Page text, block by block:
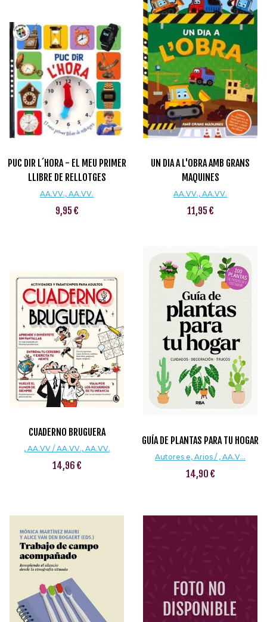
PUC DIR L´HORA - EL MEU PRIMER
LLIBRE DE RELLOTGES
AA.VV., AA.VV.
9,95 €
UN DIA A L'OBRA AMB GRANS
MAQUINES
AA.VV., AA.VV.
11,95 €
CUADERNO BRUGUERA
, AA.VV / AA.VV., AA.VV.
14,96 €
GUÍA DE PLANTAS PARA TU HOGAR
Autores e, Arios / , AA.V...
14,90 €